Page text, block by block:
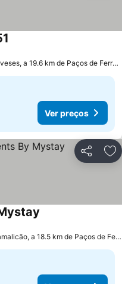
Marco de Canaveses, a 19.6 km de Paços de Ferreira
Ver preços
Partilhar
Vila Nova de Famalicão, a 18.5 km de Paços de Ferreira